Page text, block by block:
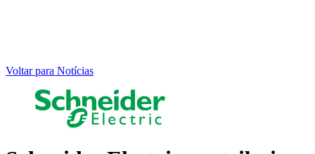
Voltar para Notícias